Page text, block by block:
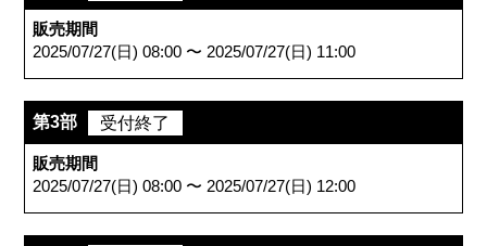
販売期間
2025/07/27(日) 08:00 〜 2025/07/27(日) 11:00
第3部 受付終了
販売期間
2025/07/27(日) 08:00 〜 2025/07/27(日) 12:00